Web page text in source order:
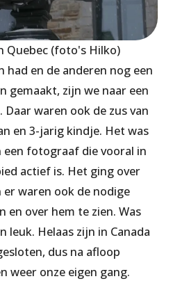
Quebec (foto's Hilko)
had en de anderen nog een
gemaakt, zijn we naar een
Daar waren ook de zus van
en 3-jarig kindje. Het was
een fotograaf die vooral in
actief is. Het ging over
waren ook de nodige
en over hem te zien. Was
leuk. Helaas zijn in Canada
dus na afloop
weer onze eigen gang.